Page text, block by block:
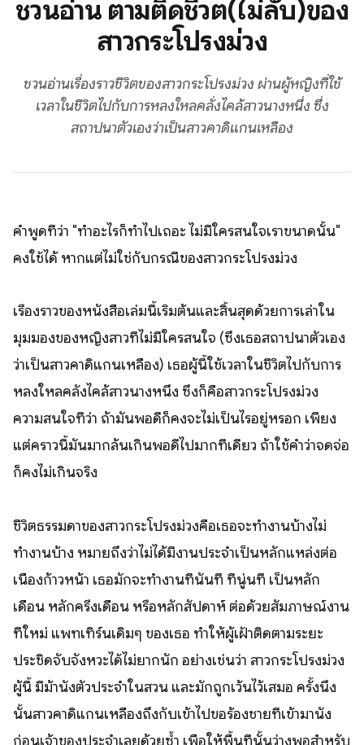
ชวนอ่าน ตามติดชีวิต(ไม่ลับ)ของ
สาวกระโปรงม่วง
ชวนอ่านเรื่องราวชีวิตของสาวกระโปรงม่วง ผ่านผู้หญิงที่ใช้
เวลาในชีวิตไปกับการหลงใหลคลั่งไคล้สาวนางหนึ่ง ซึ่ง
สถาปนาตัวเองว่าเป็นสาวคาดิแกนเหลือง
คำพูดที่ว่า "ทำอะไรก็ทำไปเถอะ ไม่มีใครสนใจเราขนาดนั้น"
คงใช้ได้ หากแต่ไม่ใช่กับกรณีของสาวกระโปรงม่วง
เรื่องราวของหนังสือเล่มนี้เริ่มต้นและสิ้นสุดด้วยการเล่าใน
มุมมองของหญิงสาวที่ไม่มีใครสนใจ (ซึ่งเธอสถาปนาตัวเอง
ว่าเป็นสาวคาดิแกนเหลือง) เธอผู้นี้ใช้เวลาในชีวิตไปกับการ
หลงใหลคลั่งไคล้สาวนางหนึ่ง ซึ่งก็คือสาวกระโปรงม่วง
ความสนใจที่ว่า ถ้ามันพอดีก็คงจะไม่เป็นไรอยู่หรอก เพียง
แต่คราวนี้มันมากล้นเกินพอดีไปมากทีเดียว ถ้าใช้คำว่าจดจ่อ
ก็คงไม่เกินจริง
ชีวิตธรรมดาของสาวกระโปรงม่วงคือเธอจะทำงานบ้างไม่
ทำงานบ้าง หมายถึงว่าไม่ได้มีงานประจำเป็นหลักแหล่งต่อ
เนื่องก้าวหน้า เธอมักจะทำงานทีนั่นที ที่นู่นที เป็นหลัก
เดือน หลักครึ่งเดือน หรือหลักสัปดาห์ ต่อด้วยสัมภาษณ์งาน
ที่ใหม่ แพทเทิร์นเดิมๆ ของเธอ ทำให้ผู้เฝ้าติดตามระยะ
ประชิดจับจังหวะได้ไม่ยากนัก อย่างเช่นว่า สาวกระโปรงม่วง
ผู้นี้ มีม้านั่งตัวประจำในสวน และมักถูกเว้นไว้เสมอ ครั้งนึง
นั้นสาวคาดิแกนเหลืองถึงกับเข้าไปขอร้องชายที่เข้ามานั่ง
ก่อนเจ้าของประจำเลยด้วยซ้ำ เพื่อให้พื้นที่นั้นว่างพอสำหรับ